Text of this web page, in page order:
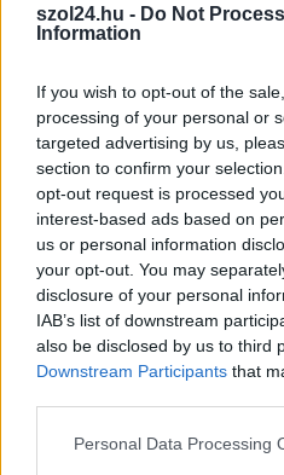
szol24.hu - Do Not
Information
If you wish to opt-out of the
processing of your personal or
targeted advertising by us,
section to confirm your
opt-out request is processed
interest-based ads based on
us or personal information
your opt-out. You may
disclosure of your personal
IAB’s list of downstream
also be disclosed by us to third
Downstream Participants that
Please note that this website/
Personal Data Processing
Hírlevél
Adja meg keresztnevét:
meg e-mail címét:
Megismertem és elfogadom
Nem szeretne lemaradni semmiről?
legfrissebb információkkal és
postaládájába érkezik!
A SZOL24 legfrissebb